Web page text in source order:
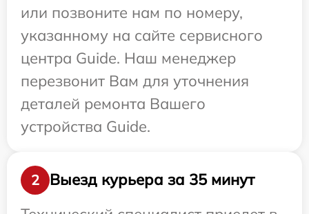
или позвоните нам по номеру,
указанному на сайте сервисного
центра Guide. Наш менеджер
перезвонит Вам для уточнения
деталей ремонта Вашего
устройства Guide.
2
Выезд курьера за 35 минут